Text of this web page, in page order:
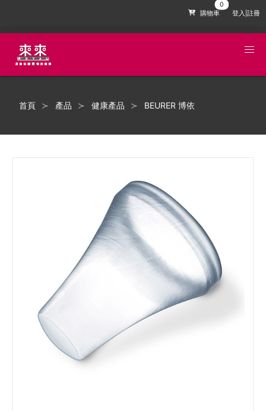
購物車 登入|註冊
首頁 產品 健康產品 BEURER 博依